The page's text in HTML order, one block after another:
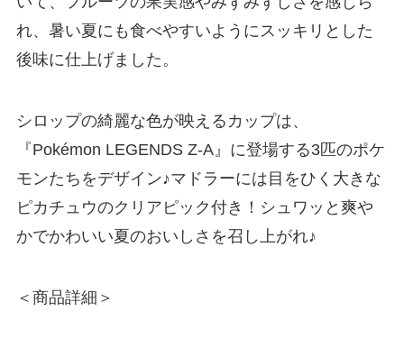
れ、暑い夏にも食べやすいようにスッキリとした
後味に仕上げました。
シロップの綺麗な色が映えるカップは、
『Pokémon LEGENDS Z-A』に登場する3匹のポケ
モンたちをデザイン♪マドラーには目をひく大きな
ピカチュウのクリアピック付き！シュワッと爽や
かでかわいい夏のおいしさを召し上がれ♪
＜商品詳細＞